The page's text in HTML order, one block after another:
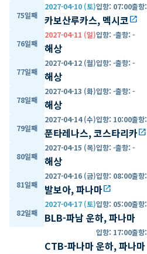
75일째
2027-04-10 (토)입항: 07:00출항:
카보산루카스, 멕시코open_in_new
76일째
2027-04-11 (일)입항: -출항: -
해상
77일째
2027-04-12 (월)입항: -출항: -
해상
78일째
2027-04-13 (화)입항: -출항: -
해상
79일째
2027-04-14 (수)입항: 10:00출항:
푼타레나스, 코스타리카open_in_new
80일째
2027-04-15 (목)입항: -출항: -
해상
81일째
2027-04-16 (금)입항: 08:00출항:
발보아, 파나마open_in_new
82일째
2027-04-17 (토)입항: 05:00출항:
BLB-파남 운하, 파나마
입항: 17:00출항:
CTB-파나마 운하, 파나마